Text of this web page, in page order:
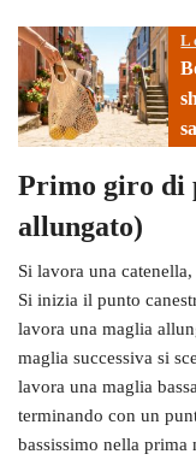
Primo giro di
allungato)
Si lavora una
Si inizia il punto
lavora una maglia
maglia successiva si
lavora una maglia
terminando con un
bassissimo nella prima